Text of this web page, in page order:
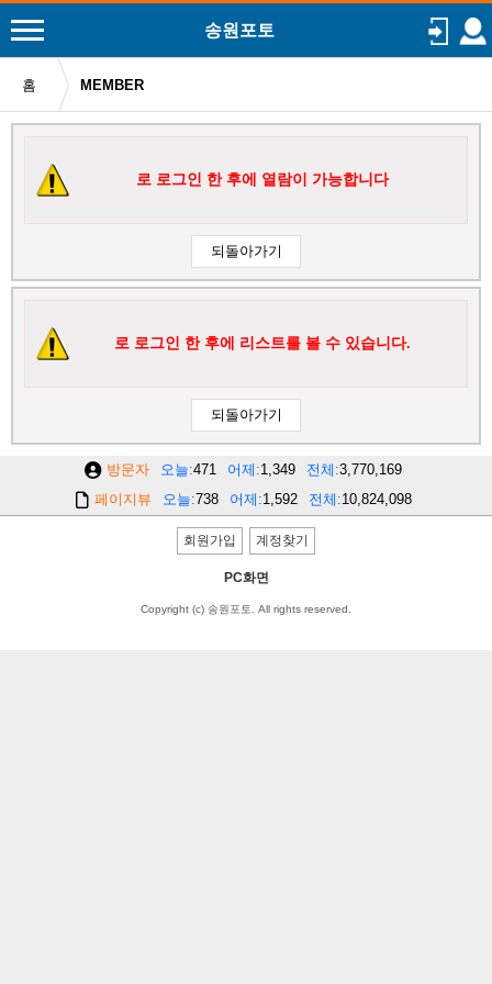
송원포토
홈 MEMBER
로 로그인 한 후에 열람이 가능합니다
로 로그인 한 후에 리스트를 볼 수 있습니다.
방문자 오늘 471 어제 1,349 전체 3,770,169
페이지뷰
오늘 738 어제 1,592 전체 10,824,098
회원가입 계정찾기
PC화면
Copyright (c) 송원포토. All rights reserved.